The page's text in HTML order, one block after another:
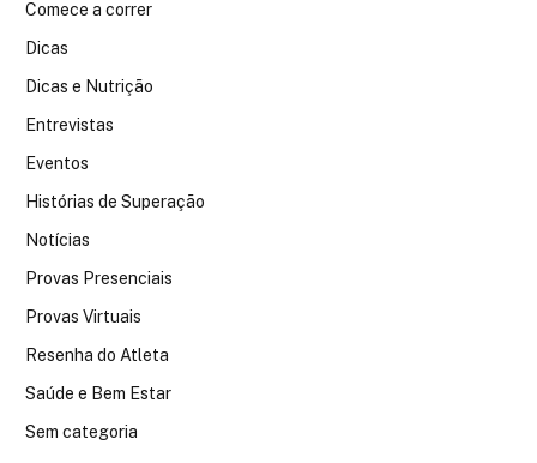
Comece a correr
Dicas
Dicas e Nutrição
Entrevistas
Eventos
Histórias de Superação
Notícias
Provas Presenciais
Provas Virtuais
Resenha do Atleta
Saúde e Bem Estar
Sem categoria